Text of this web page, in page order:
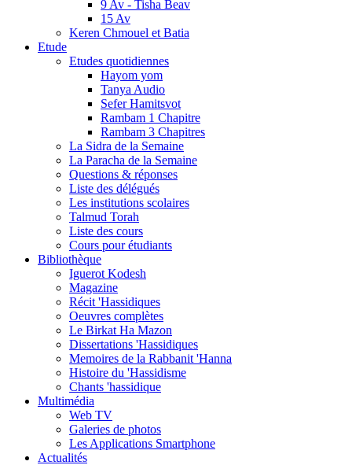
9 Av - Tisha Beav
15 Av
Keren Chmouel et Batia
Etude
Etudes quotidiennes
Hayom yom
Tanya Audio
Sefer Hamitsvot
Rambam 1 Chapitre
Rambam 3 Chapitres
La Sidra de la Semaine
La Paracha de la Semaine
Questions & réponses
Liste des délégués
Les institutions scolaires
Talmud Torah
Liste des cours
Cours pour étudiants
Bibliothèque
Iguerot Kodesh
Magazine
Récit 'Hassidiques
Oeuvres complètes
Le Birkat Ha Mazon
Dissertations 'Hassidiques
Memoires de la Rabbanit 'Hanna
Histoire du 'Hassidisme
Chants 'hassidique
Multimédia
Web TV
Galeries de photos
Les Applications Smartphone
Actualités